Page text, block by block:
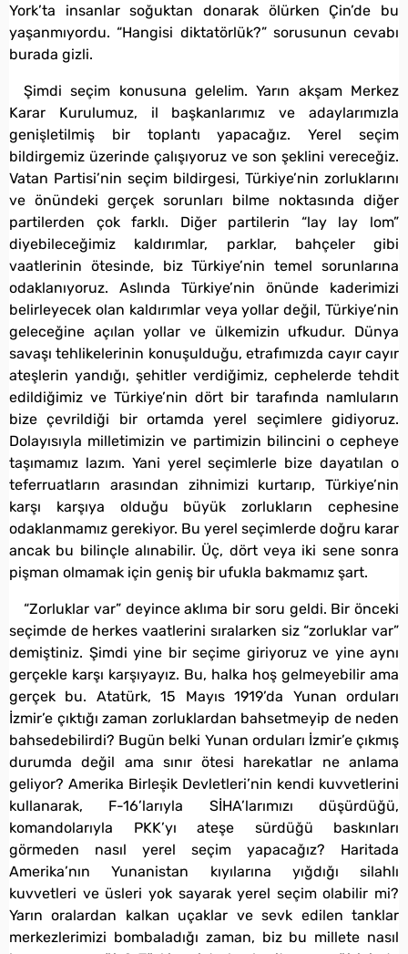
York’ta insanlar soğuktan donarak ölürken Çin’de bu
yaşanmıyordu. “Hangisi diktatörlük?” sorusunun cevabı
burada gizli.
Şimdi seçim konusuna gelelim. Yarın akşam Merkez
Karar Kurulumuz, il başkanlarımız ve adaylarımızla
genişletilmiş bir toplantı yapacağız. Yerel seçim
bildirgemiz üzerinde çalışıyoruz ve son şeklini vereceğiz.
Vatan Partisi’nin seçim bildirgesi, Türkiye’nin zorluklarını
ve önündeki gerçek sorunları bilme noktasında diğer
partilerden çok farklı. Diğer partilerin “lay lay lom”
diyebileceğimiz kaldırımlar, parklar, bahçeler gibi
vaatlerinin ötesinde, biz Türkiye’nin temel sorunlarına
odaklanıyoruz. Aslında Türkiye’nin önünde kaderimizi
belirleyecek olan kaldırımlar veya yollar değil, Türkiye’nin
geleceğine açılan yollar ve ülkemizin ufkudur. Dünya
savaşı tehlikelerinin konuşulduğu, etrafımızda cayır cayır
ateşlerin yandığı, şehitler verdiğimiz, cephelerde tehdit
edildiğimiz ve Türkiye’nin dört bir tarafında namluların
bize çevrildiği bir ortamda yerel seçimlere gidiyoruz.
Dolayısıyla milletimizin ve partimizin bilincini o cepheye
taşımamız lazım. Yani yerel seçimlerle bize dayatılan o
teferruatların arasından zihnimizi kurtarıp, Türkiye’nin
karşı karşıya olduğu büyük zorlukların cephesine
odaklanmamız gerekiyor. Bu yerel seçimlerde doğru karar
ancak bu bilinçle alınabilir. Üç, dört veya iki sene sonra
pişman olmamak için geniş bir ufukla bakmamız şart.
“Zorluklar var” deyince aklıma bir soru geldi. Bir önceki
seçimde de herkes vaatlerini sıralarken siz “zorluklar var”
demiştiniz. Şimdi yine bir seçime giriyoruz ve yine aynı
gerçekle karşı karşıyayız. Bu, halka hoş gelmeyebilir ama
gerçek bu. Atatürk, 15 Mayıs 1919’da Yunan orduları
İzmir’e çıktığı zaman zorluklardan bahsetmeyip de neden
bahsedebilirdi? Bugün belki Yunan orduları İzmir’e çıkmış
durumda değil ama sınır ötesi harekatlar ne anlama
geliyor? Amerika Birleşik Devletleri’nin kendi kuvvetlerini
kullanarak, F-16’larıyla SİHA’larımızı düşürdüğü,
komandolarıyla PKK’yı ateşe sürdüğü baskınları
görmeden nasıl yerel seçim yapacağız? Haritada
Amerika’nın Yunanistan kıyılarına yığdığı silahlı
kuvvetleri ve üsleri yok sayarak yerel seçim olabilir mi?
Yarın oralardan kalkan uçaklar ve sevk edilen tanklar
merkezlerimizi bombaladığı zaman, biz bu millete nasıl